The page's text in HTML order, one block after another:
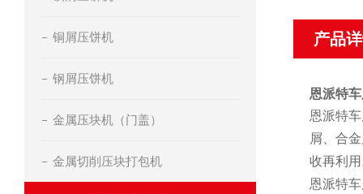
铜屑压饼机
钢屑压饼机
金属压块机（门盖）
金属切削压块打包机
产品
恩派特
恩派特
屑、合
收再利
恩派特